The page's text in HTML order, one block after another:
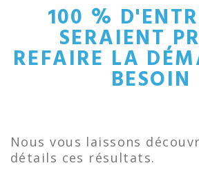
100 %
SERAIENT
REFAIRE LA
BESOIN
Nous vous laissons
détails ces résultats.